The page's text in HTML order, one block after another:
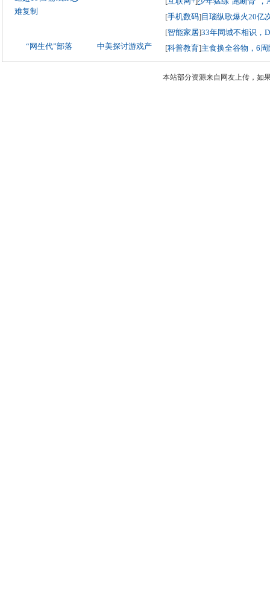
“网生代”部落 中美探讨游戏产
[手机数码]目瑙纵歌爆火20亿
[智能家居]33年同城不相识，
[科普教育]主食换全谷物，6
本站部分资源来自网友上传，如